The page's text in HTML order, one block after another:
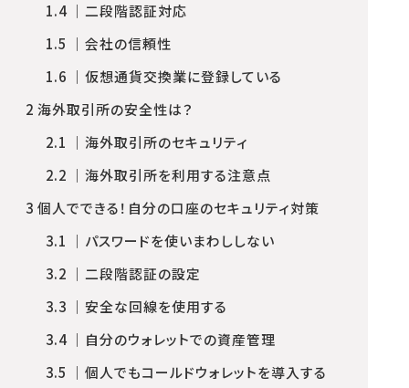
1.4｜二段階認証対応
1.5
｜会社の信頼性
1.6 ｜仮想通貨交換業に登録している
2 海外取引所の安全性は？
2.1
｜海外取引所のセキュリティ
2.2 ｜海外取引所を利用する注意点
3 個人でできる！自分の口座のセキュリティ対策
3.1
｜パスワードを使いまわししない
3.2 ｜二段階認証の設定
3.3 ｜安全な回線を使用する
3.4｜自分のウォレットでの資産管理
3.5
｜個人でもコールドウォレットを導入する